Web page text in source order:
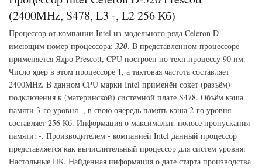
(2400MHz, S478, L3 -, L2 256 Кб)
Процессор от компании Intel из модельного ряда Celeron D
имеющим номер процессора: 320. В представленном процессоре
применяется Ядро Prescott, CPU построен по техн.процессу 90 нм.
Число ядер в этом процессоре 1, а тактовая частота составляет
2400MHz. В данном CPU марки Intel применён сокет (разъём)
подключения к (материнской) системной плате S478. Объём кэша
памяти 3-го уровня -, в свою очередь память кэша 2-го уровня
составляет 256 Кб. Информация о максимальн. полосе пропускания
памяти: -. Производителем - компанией Intel данный процессор
представляется как вычислительный процессор для систем уровня:
Настольные ПК. Найденная информация о дате старта производства